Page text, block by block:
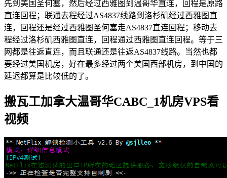
先到美国圣何塞，然后经过西雅图到温哥华直连，回程是原路
直连回程；联通去程经过AS4837线路到洛杉矶经过西雅图直
连，回程还是经过西雅图圣何塞走AS4837直连回程；移动去
程经过洛杉矶西雅图直连，回程通过西雅图直连回程。等于三
网都是往返直连，而且联通还是往返AS4837线路。当然也都
要经过美国机房，好在最多经过两个美国西部机房，到中国的
延迟都算是比较低的了。
搬瓦工加拿大温哥华CABC_1机房VPS看
视频